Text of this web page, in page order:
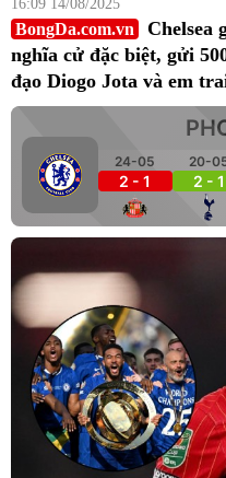
16:09 14/08/2025
BongDa.com.vn
Chelsea
nghĩa cử đặc biệt, gửi
đạo Diogo Jota và em
24-05
2 - 1
20-
2 - 1